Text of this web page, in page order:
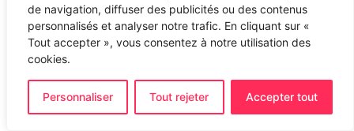
de navigation, diffuser des publicités ou des contenus
personnalisés et analyser notre trafic. En cliquant sur «
Tout accepter », vous consentez à notre utilisation des
cookies.
Personnaliser Tout rejeter Accepter tout